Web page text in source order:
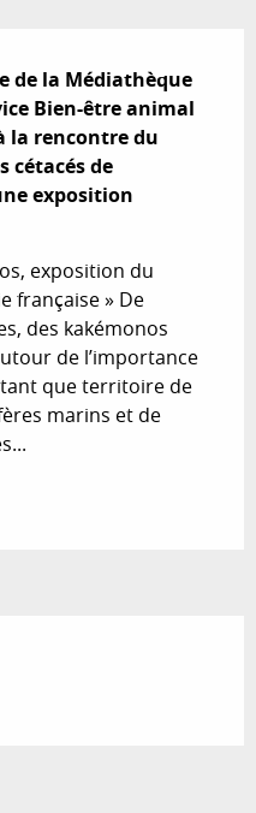
de la Médiathèque
Bien-être animal
la rencontre du
cétacés de
exposition
exposition du
française » De
des kakémonos
de l’importance
que territoire de
marins et de